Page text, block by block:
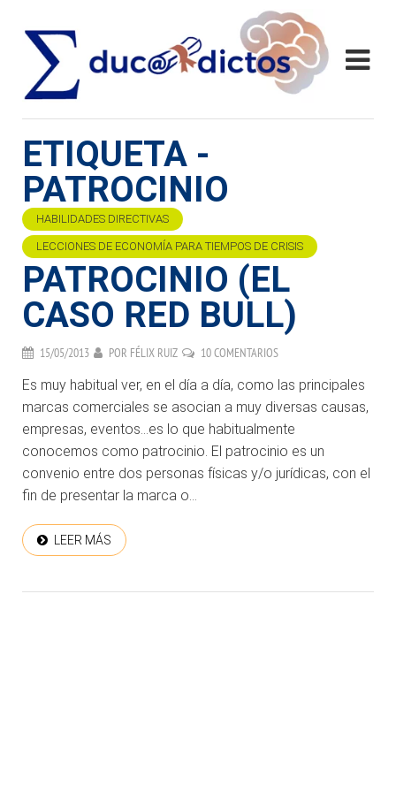
ETIQUETA -
PATROCINIO
HABILIDADES DIRECTIVAS
LECCIONES DE ECONOMÍA PARA TIEMPOS DE CRISIS
PATROCINIO (EL
CASO RED BULL)
15/05/2013 POR FÉLIX RUIZ 10 COMENTARIOS
Es muy habitual ver, en el día a día, como las principales
marcas comerciales se asocian a muy diversas causas,
empresas, eventos…es lo que habitualmente
conocemos como patrocinio. El patrocinio es un
convenio entre dos personas físicas y/o jurídicas, con el
fin de presentar la marca o...
LEER MÁS